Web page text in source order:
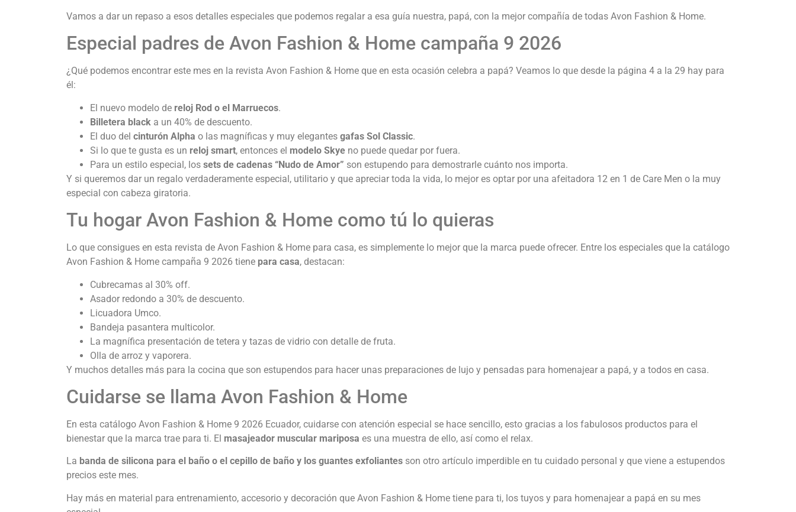
Vamos a dar un repaso a esos detalles especiales que podemos regalar a esa guía nuestra, papá, con la mejor compañía de todas Avon Fashion & Home.
Especial padres de Avon Fashion & Home campaña 9 2026
¿Qué podemos encontrar este mes en la revista Avon Fashion & Home que en esta ocasión celebra a papá? Veamos lo que desde la página 4 a la 29 hay para
él:
El nuevo modelo de reloj Rod o el Marruecos.
Billetera black a un 40% de descuento.
El duo del cinturón Alpha o las magníficas y muy elegantes gafas Sol Classic.
Si lo que te gusta es un reloj smart, entonces el modelo Skye no puede quedar por fuera.
Para un estilo especial, los sets de cadenas “Nudo de Amor” son estupendo para demostrarle cuánto nos importa.
Y si queremos dar un regalo verdaderamente especial, utilitario y que apreciar toda la vida, lo mejor es optar por una afeitadora 12 en 1 de Care Men o la muy
especial con cabeza giratoria.
Tu hogar Avon Fashion & Home como tú lo quieras
Lo que consigues en esta revista de Avon Fashion & Home para casa, es simplemente lo mejor que la marca puede ofrecer. Entre los especiales que la catálogo
Avon Fashion & Home campaña 9 2026 tiene para casa, destacan:
Cubrecamas al 30% off.
Asador redondo a 30% de descuento.
Licuadora Umco.
Bandeja pasantera multicolor.
La magnífica presentación de tetera y tazas de vidrio con detalle de fruta.
Olla de arroz y vaporera.
Y muchos detalles más para la cocina que son estupendos para hacer unas preparaciones de lujo y pensadas para homenajear a papá, y a todos en casa.
Cuidarse se llama Avon Fashion & Home
En esta catálogo Avon Fashion & Home 9 2026 Ecuador, cuidarse con atención especial se hace sencillo, esto gracias a los fabulosos productos para el
bienestar que la marca trae para ti. El masajeador muscular mariposa es una muestra de ello, así como el relax.
La banda de silicona para el baño o el cepillo de baño y los guantes exfoliantes son otro artículo imperdible en tu cuidado personal y que viene a estupendos
precios este mes.
Hay más en material para entrenamiento, accesorio y decoración que Avon Fashion & Home tiene para ti, los tuyos y para homenajear a papá en su mes